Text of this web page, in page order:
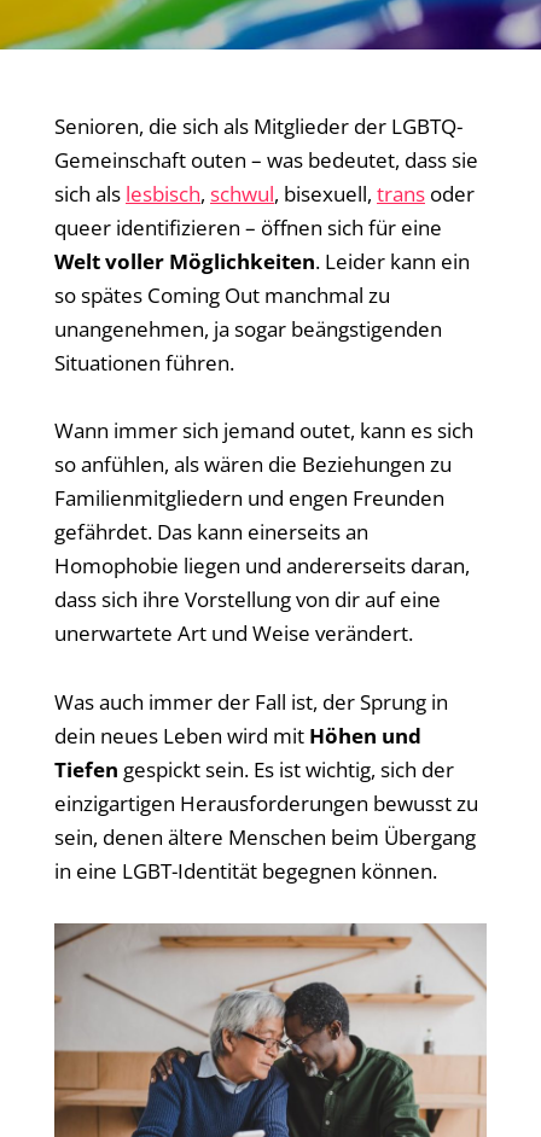
Senioren, die sich als Mitglieder der LGBTQ-
Gemeinschaft outen – was bedeutet, dass sie
sich als lesbisch, schwul, bisexuell, trans oder
queer identifizieren – öffnen sich für eine
Welt voller Möglichkeiten. Leider kann ein
so spätes Coming Out manchmal zu
unangenehmen, ja sogar beängstigenden
Situationen führen.
Wann immer sich jemand outet, kann es sich
so anfühlen, als wären die Beziehungen zu
Familienmitgliedern und engen Freunden
gefährdet. Das kann einerseits an
Homophobie liegen und andererseits daran,
dass sich ihre Vorstellung von dir auf eine
unerwartete Art und Weise verändert.
Was auch immer der Fall ist, der Sprung in
dein neues Leben wird mit Höhen und
Tiefen gespickt sein. Es ist wichtig, sich der
einzigartigen Herausforderungen bewusst zu
sein, denen ältere Menschen beim Übergang
in eine LGBT-Identität begegnen können.